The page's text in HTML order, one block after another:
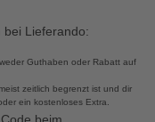
bei Lieferando:
Guthaben oder Rabatt auf
zeitlich begrenzt ist und dir
ein kostenloses Extra.